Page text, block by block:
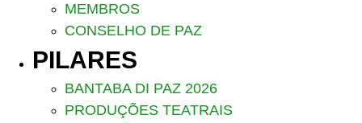
MEMBROS
CONSELHO DE PAZ
PILARES
BANTABA DI PAZ 2026
PRODUÇÕES TEATRAIS